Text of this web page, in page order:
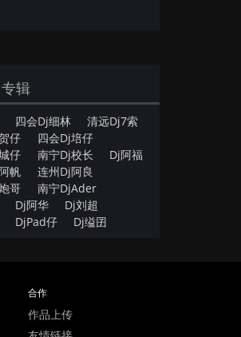
辑
四会Dj细林
清远Dj7索
仔
四会Dj培仔
仔
南宁Dj校长
Dj阿福
帆
连州Dj阿良
哥
南宁DjAder
Dj阿华
Dj刘超
DjPad仔 Dj缢囝
合作
作品上传